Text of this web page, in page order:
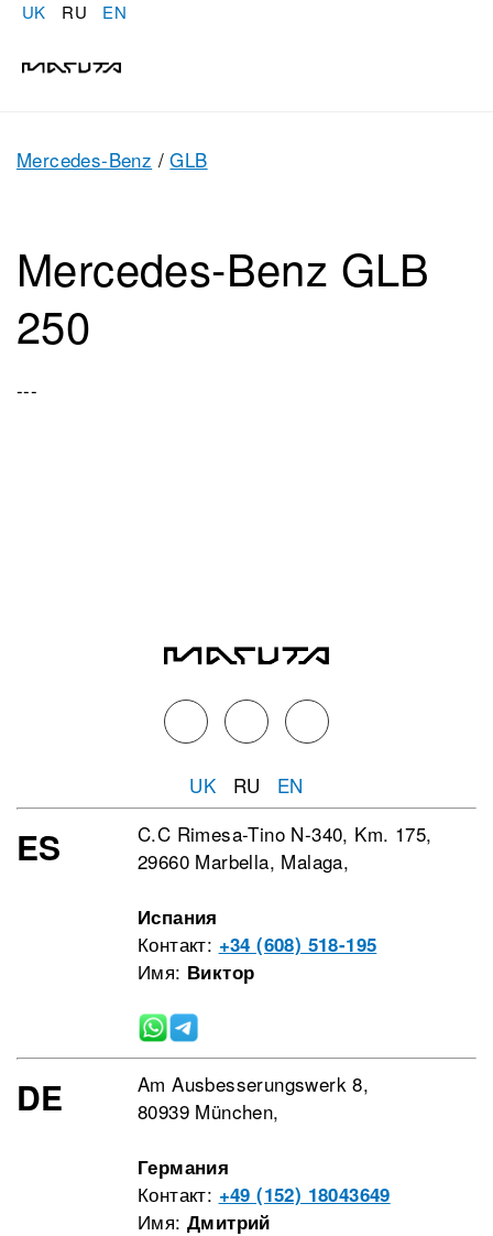
UK RU EN
Mercedes-Benz / GLB
Mercedes-Benz GLB
250
---
UK RU EN
ES
C.C Rimesa-Tino N-340, Km. 175,
29660 Marbella, Malaga,
Испания
Контакт: +34 (608) 518-195
Имя: Виктор
DE
Am Ausbesserungswerk 8,
80939 München,
Германия
Контакт: +49 (152) 18043649
Имя: Дмитрий